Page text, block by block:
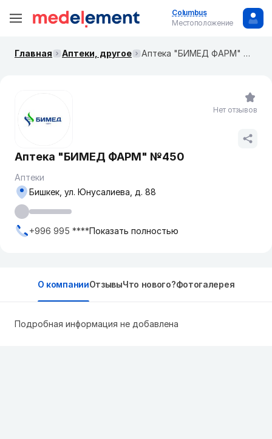
Columbus
Местоположение
Главная Аптеки, другое Аптека "БИМЕД ФАРМ" №450
Аптека "БИМЕД ФАРМ" №450
Аптеки
Бишкек, ул. ​Юнусалиева, д. 88
+996 995 ****Показать полностью
Нет отзывов
О компанииОтзывыЧто нового?Фотогалерея
Подробная информация не добавлена